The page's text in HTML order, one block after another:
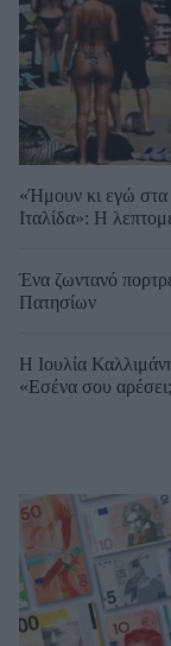
«Ήμουν κι εγώ στα
Ιταλίδα»: Η
Ένα ζωντανό
Πατησίων
Η Ιουλία
«Εσένα σου